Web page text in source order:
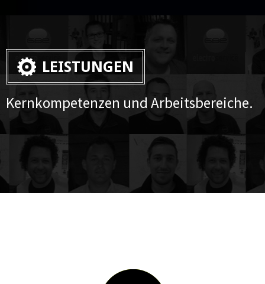
LEISTUNGEN
Kernkompetenzen und Arbeitsbereiche.